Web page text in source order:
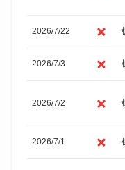
2026/7/22
2026/7/3
2026/7/2
2026/7/1